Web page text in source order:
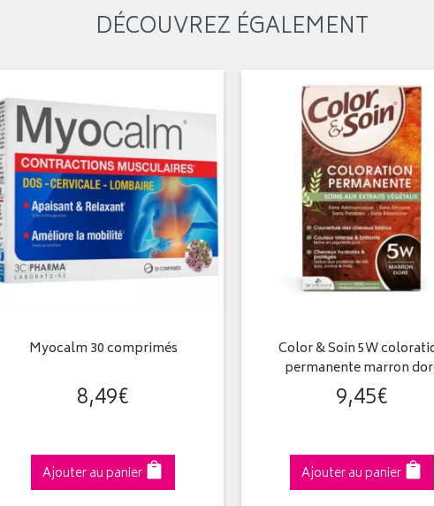
DÉCOUVREZ ÉGALEMENT
Myocalm 30 comprimés
8,49€
Ajouter au panier
Color & Soin 5W
permanente marron
9,45€
Ajouter au panier